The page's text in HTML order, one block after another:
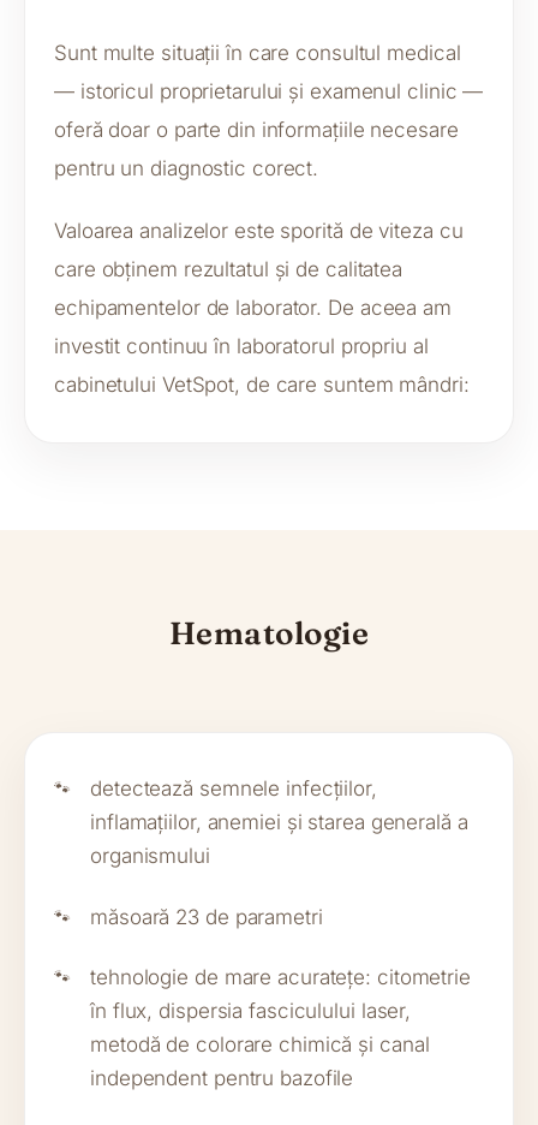
Sunt multe situații în care consultul medical
— istoricul proprietarului și examenul clinic —
oferă doar o parte din informațiile necesare
pentru un diagnostic corect.
Valoarea analizelor este sporită de viteza cu
care obținem rezultatul și de calitatea
echipamentelor de laborator. De aceea am
investit continuu în laboratorul propriu al
cabinetului VetSpot, de care suntem mândri:
Hematologie
detectează semnele infecțiilor,
inflamațiilor, anemiei și starea generală a
organismului
măsoară 23 de parametri
tehnologie de mare acuratețe: citometrie
în flux, dispersia fasciculului laser,
metodă de colorare chimică și canal
independent pentru bazofile